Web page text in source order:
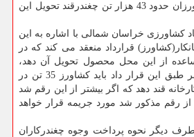
به گفته وی، تابحال كشاورزان حدود 43 هزار تن چغندرقند تحویل این
كشاورزی خراسان شمالی با اشاره به این
قرارداد منعقد می كند كه در
از این محل محصول تحویل آن دهد،
اضافه كرد: بدین سبب بر طبق این قرار داد باید كشاورز 35 تن در
قند دهد كه اگر بیشتر از این رقم شد
رقم مذكور شد مورد جریمه قرار خواهد
دیگر نحوه پرداخت وجوه چغندركاران